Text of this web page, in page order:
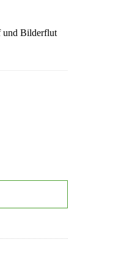
und Bilderflut